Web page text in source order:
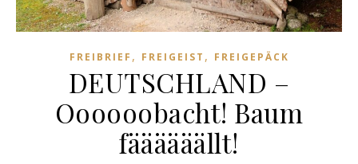
FREIBRIEF , FREIGEIST , FREIGEPÄCK
DEUTSCHLAND –
Oooooobacht! Baum
fäääääällt!